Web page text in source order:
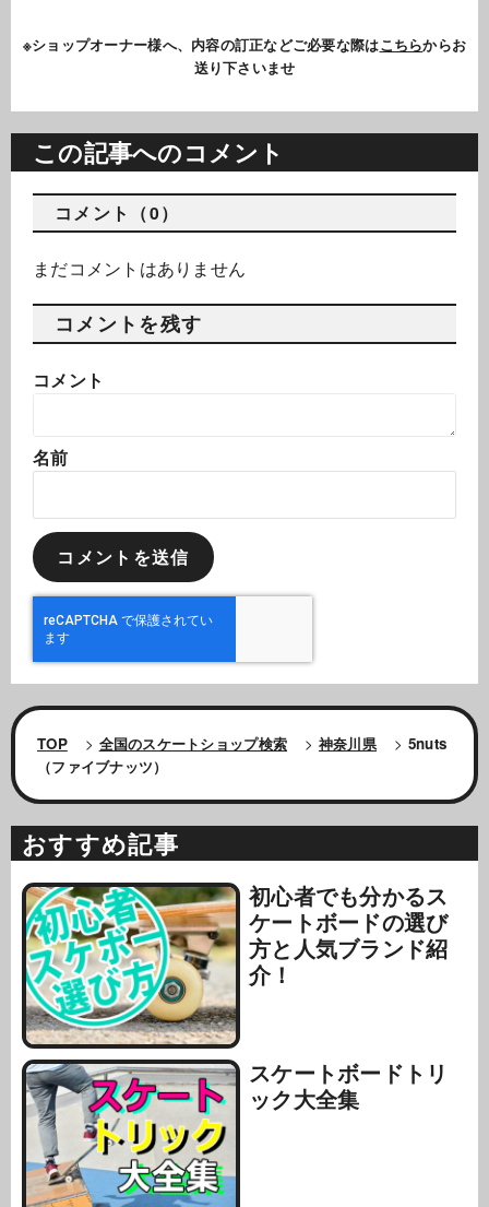
※ショップオーナー様へ、内容の訂正などご必要な際はこちらからお
送り下さいませ
この記事へのコメント
コメント（0）
まだコメントはありません
コメントを残す
コメント
名前
TOP > 全国のスケートショップ検索 > 神奈川県 > 5nuts
（ファイブナッツ）
おすすめ記事
初心者でも分かるス
ケートボードの選び
方と人気ブランド紹
介！
スケートボードトリ
ック大全集